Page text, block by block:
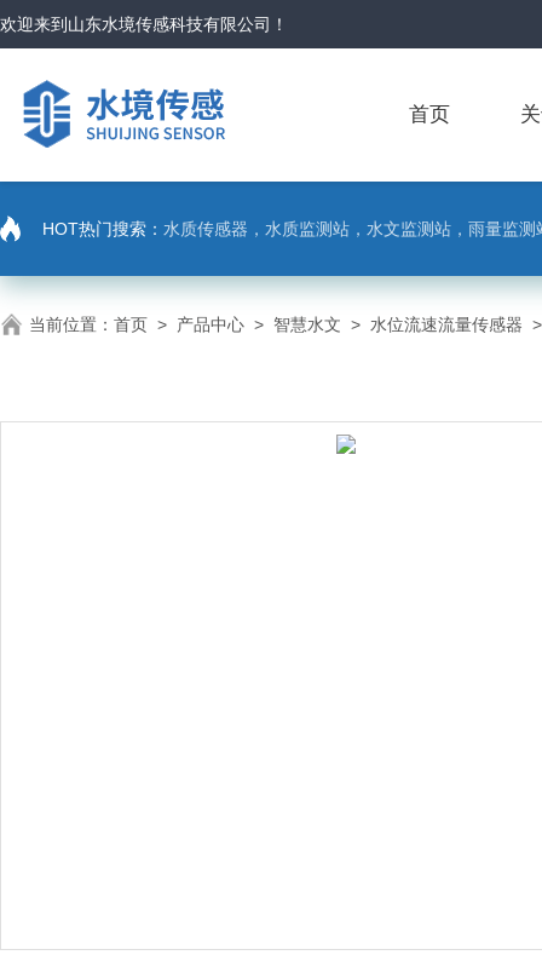
欢迎来到 山东水境传感科技有限公司 ！
首页
HOT热门搜索： 水质传感器，水质监测站，水文监测站，雨量监
当前位置： 首页 > 产品中心 > 智慧水文 > 水位流速流量传感器